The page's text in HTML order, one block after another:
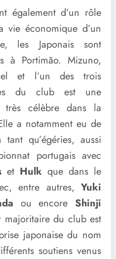
également d’un rôle
vie économique d’un
les Japonais sont
à Portimão. Mizuno,
et l’un des trois
du club est une
très célèbre dans la
a notamment eu de
qu’égéries, aussi
portugais avec
et Hulk que dans le
entre autres, Yuki
ou encore Shinji
majoritaire du club est
japonaise du nom
soutiens venus